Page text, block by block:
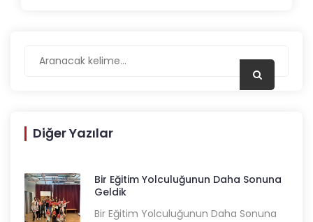
Diğer Yazılar
Bir Eğitim Yolculuğunun Daha Sonuna
Geldik
Bir Eğitim Yolculuğunun Daha Sonuna